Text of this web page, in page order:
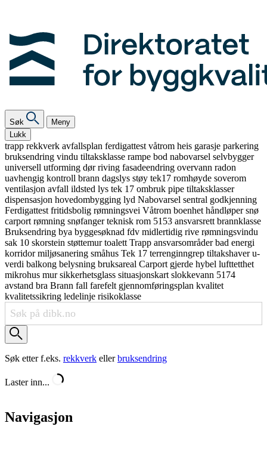
Søk
Meny
Lukk
trapp rekkverk avfallsplan ferdigattest våtrom heis garasje parkering
bruksendring vindu tiltaksklasse rampe bod nabovarsel selvbygger
universell utforming dørriving fasadeendring overvann radon
uavhengig kontroll brann dagslys støy tek17 romhøyde soverom
ventilasjon avfall ildsted lys tek 17 ombruk pipe tiltaksklasser
dispensasjon hovedombygging lyd Nabovarsel sentral godkjenning
Ferdigattest fritidsbolig rømningsvei Våtrom boenhet håndløpersnø
carport rømning snøfangerteknisk rom 5153 ansvarsrett brannklasse
Bruksendring bya byggesøknad fdv midlertidig rive rømningsvindu
sak 10 skorstein støttemurtoalett Trapp ansvarsområderbad energi
korridormiljøsanering småhus Tek 17 terrenginngrep tiltakshaveru-
verdi balkong belysning bruksareal Carport gjerde hybel lufttetthet
mikrohus mursikkerhetsglass situasjonskart slokkevann 5174
avstand bra Brann fall farefelt gjennomføringsplan kvalitet
kvalitetssikring ledelinje risikoklasse
Søk etter f.eks. rekkverk ellerbruksendring
Laster inn...
Navigasjon